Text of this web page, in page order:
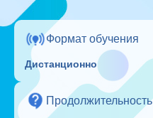
Формат обучения
Дистанционно
Продолжительность